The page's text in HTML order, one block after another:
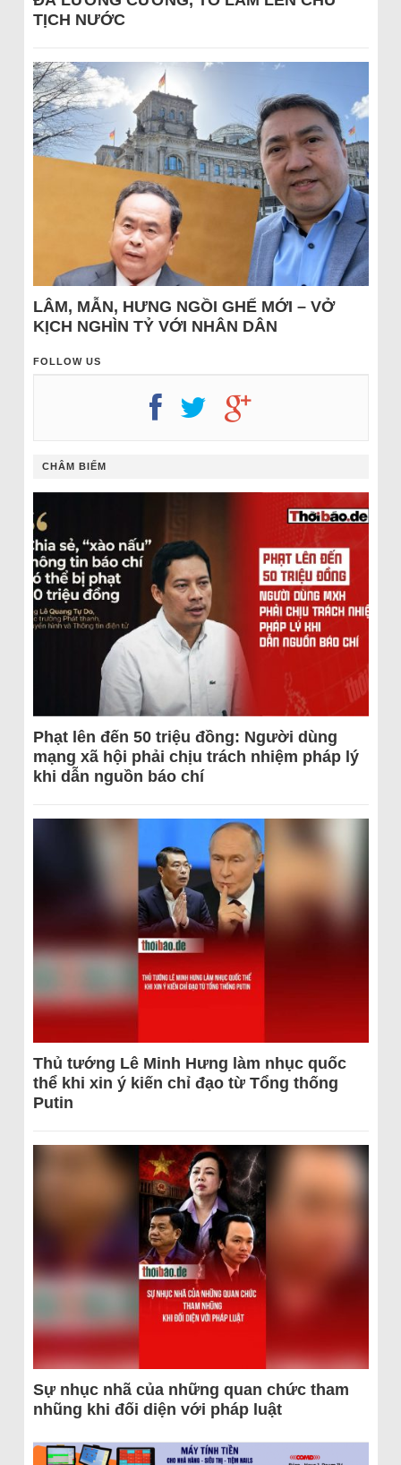
TỊCH NƯỚC
LÂM, MẪN, HƯNG NGỒI GHẾ MỚI – VỞ
KỊCH NGHÌN TỶ VỚI NHÂN DÂN
FOLLOW US
CHÂM BIẾM
Phạt lên đến 50 triệu đồng: Người dùng
mạng xã hội phải chịu trách nhiệm pháp lý
khi dẫn nguồn báo chí
Thủ tướng Lê Minh Hưng làm nhục quốc
thể khi xin ý kiến chỉ đạo từ Tổng thống
Putin
Sự nhục nhã của những quan chức tham
nhũng khi đối diện với pháp luật